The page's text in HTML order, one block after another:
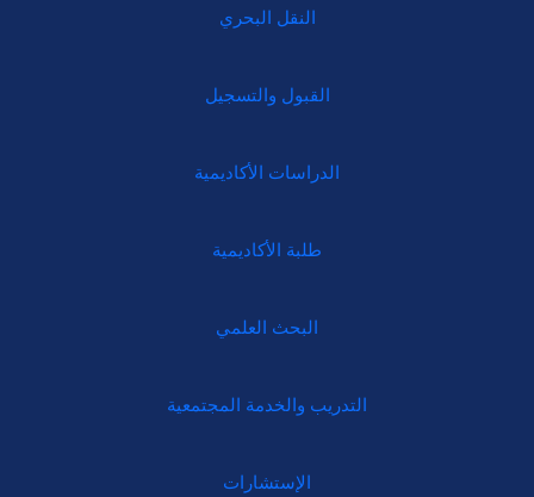
النقل البحري
القبول والتسجيل
الدراسات الأكاديمية
طلبة الأكاديمية
البحث العلمي
التدريب والخدمة المجتمعية
الإستشارات